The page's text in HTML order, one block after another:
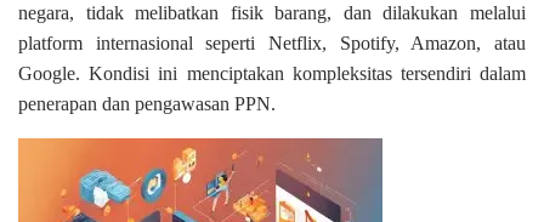
negara, tidak melibatkan fisik barang, dan dilakukan melalui
platform internasional seperti Netflix, Spotify, Amazon, atau
Google. Kondisi ini menciptakan kompleksitas tersendiri dalam
penerapan dan pengawasan PPN.